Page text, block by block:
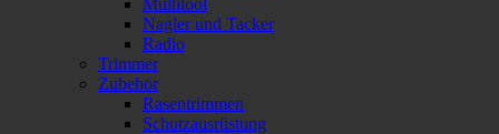
Nagler und Tacker
Radio
Trimmer
Zubehör
Rasentrimmen
Schutzausrüstung